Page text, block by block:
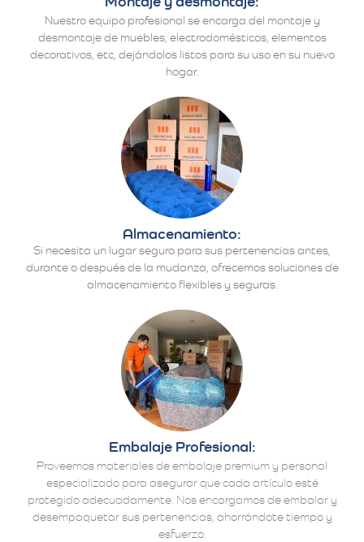
Nuestro equipo profesional se encarga del montaje y
desmontaje de muebles, electrodomésticos, elementos
decorativos, etc, dejándolos listos para su uso en su nuevo
hogar.
Almacenamiento:
Si necesita un lugar seguro para sus pertenencias antes,
durante o después de la mudanza, ofrecemos soluciones de
almacenamiento flexibles y seguras.
Embalaje Profesional:
Proveemos materiales de embalaje premium y personal
especializado para asegurar que cada artículo esté
protegido adecuadamente. Nos encargamos de embalar y
desempaquetar sus pertenencias, ahorrándote tiempo y
esfuerzo.